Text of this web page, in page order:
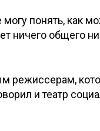
понять, как
ничего общего
режиссерам,
и театр